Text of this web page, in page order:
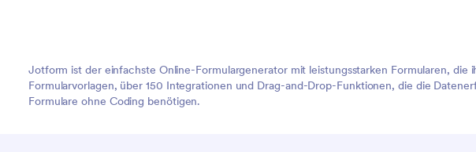
Jotform ist der einfachste Online-Formulargenerator mit leistungsstarken Formularen,
Formularvorlagen, über 150 Integrationen und Drag-and-Drop-Funktionen, die die
Formulare ohne Coding benötigen.